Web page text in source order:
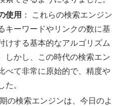
使用 ： これらの検索エンジン
キーワードやリンクの数に基
けする基本的なアルゴリズム
しかし、この時代の検索エン
べて非常に原始的で、精度や
た。
期の検索エンジンは、今日のよ